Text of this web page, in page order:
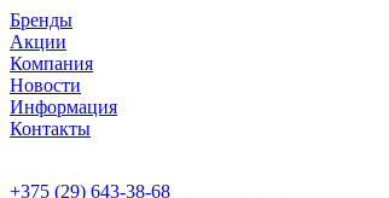
Бренды
Акции
Компания
Новости
Информация
Контакты
+375 (29) 643-38-68